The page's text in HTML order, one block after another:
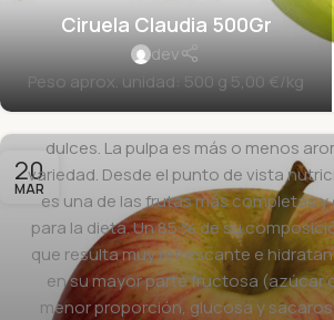
Ciruela Claudia 500Gr
dev
Peso aprox. unidad: 500 g 5,00 €/kg
20
MAR
Peso aproximado por unidad: 180 g
de las frutas más cultivadas del
ser dura o blanda, pero siempre
su sabor va desde lo muy dulce
dulces. La pulpa es más o menos
variedad. Desde el punto de vista
es una de las frutas más completas
para la dieta. Un 85 % de su
que resulta muy refrescante e
en su mayor parte fructosa (azúcar
menor proporción, glucosa y